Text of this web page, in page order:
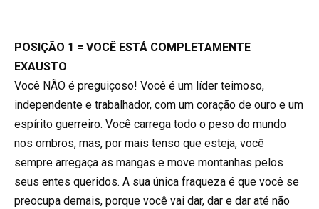
POSIÇÃO 1 = VOCÊ ESTÁ COMPLETAMENTE
EXAUSTO
Você NÃO é preguiçoso! Você é um líder teimoso,
independente e trabalhador, com um coração de ouro e um
espírito guerreiro. Você carrega todo o peso do mundo
nos ombros, mas, por mais tenso que esteja, você
sempre arregaça as mangas e move montanhas pelos
seus entes queridos. A sua única fraqueza é que você se
preocupa demais, porque você vai dar, dar e dar até não